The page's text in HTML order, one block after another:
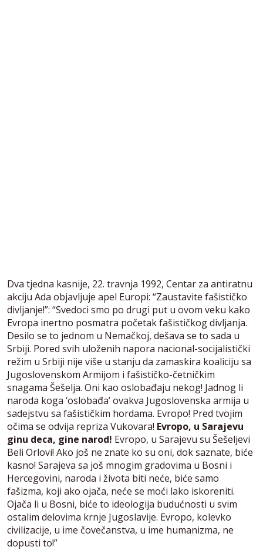
Dva tjedna kasnije, 22. travnja 1992, Centar za antiratnu
akciju Ada objavljuje apel Europi: “Zaustavite fašističko
divljanje!”: “Svedoci smo po drugi put u ovom veku kako
Evropa inertno posmatra početak fašističkog divljanja.
Desilo se to jednom u Nemačkoj, dešava se to sada u
Srbiji. Pored svih uloženih napora nacional-socijalistički
režim u Srbiji nije više u stanju da zamaskira koaliciju sa
Jugoslovenskom Armijom i fašističko-četničkim
snagama Šešelja. Oni kao oslobađaju nekog! Jadnog li
naroda koga ‘oslobađa’ ovakva Jugoslovenska armija u
sadejstvu sa fašističkim hordama. Evropo! Pred tvojim
očima se odvija repriza Vukovara! Evropo, u Sarajevu
ginu deca, gine narod! Evropo, u Sarajevu su Šešeljevi
Beli Orlovi! Ako još ne znate ko su oni, dok saznate, biće
kasno! Sarajeva sa još mnogim gradovima u Bosni i
Hercegovini, naroda i života biti neće, biće samo
fašizma, koji ako ojača, neće se moći lako iskoreniti.
Ojača li u Bosni, biće to ideologija budućnosti u svim
ostalim delovima krnje Jugoslavije. Evropo, kolevko
civilizacije, u ime čovečanstva, u ime humanizma, ne
dopusti to!”